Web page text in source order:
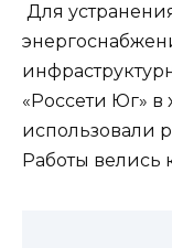
Для
«Россети Юг» в
использовали
Работы велись